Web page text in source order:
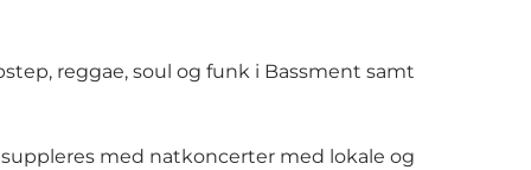
reggae, soul og funk i Bassment samt
med natkoncerter med lokale og